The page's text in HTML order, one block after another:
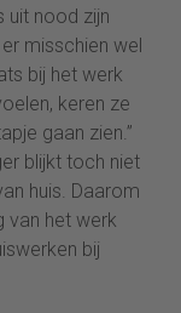
uit nood zijn
misschien wel
bij het werk
keren ze
gaan zien.”
blijkt toch niet
huis. Daarom
van het werk
bij